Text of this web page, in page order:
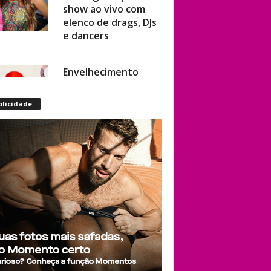
elenco de drags, DJs
e dancers
acelerado: pessoas
real, aponta
relatório
internacional
Gay de 62 anos
relembra quando,
aos 15, foi garoto de
programa por
quatro meses sem
saber: “Idiotice da
minha parte”